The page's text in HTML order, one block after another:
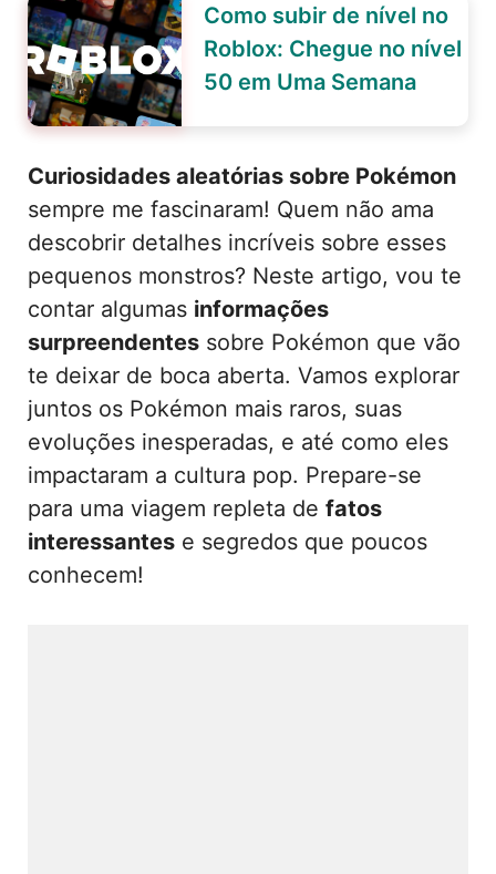
Como subir de nível no
Roblox: Chegue no nível
50 em Uma Semana
Curiosidades aleatórias sobre Pokémon
sempre me fascinaram! Quem não ama
descobrir detalhes incríveis sobre esses
pequenos monstros? Neste artigo, vou te
contar algumas informações
surpreendentes sobre Pokémon que vão
te deixar de boca aberta. Vamos explorar
juntos os Pokémon mais raros, suas
evoluções inesperadas, e até como eles
impactaram a cultura pop. Prepare-se
para uma viagem repleta de fatos
interessantes e segredos que poucos
conhecem!